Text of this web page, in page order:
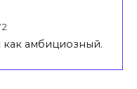
как амбициозный.